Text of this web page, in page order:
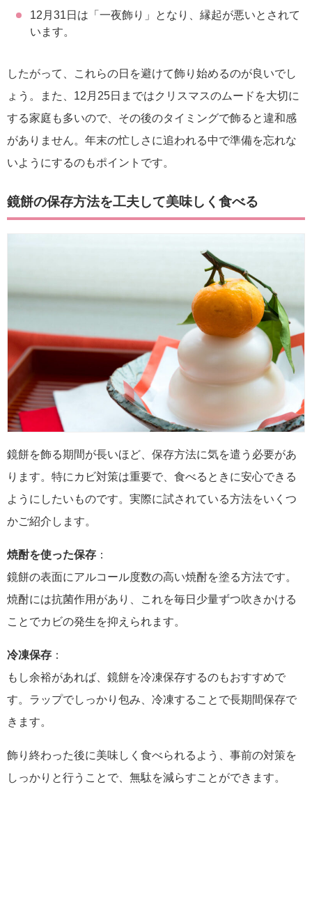
12月31日は「一夜飾り」となり、縁起が悪いとされて
います。
したがって、これらの日を避けて飾り始めるのが良いでし
ょう。また、12月25日まではクリスマスのムードを大切に
する家庭も多いので、その後のタイミングで飾ると違和感
がありません。年末の忙しさに追われる中で準備を忘れな
いようにするのもポイントです。
鏡餅の保存方法を工夫して美味しく食べる
鏡餅を飾る期間が長いほど、保存方法に気を遣う必要があ
ります。特にカビ対策は重要で、食べるときに安心できる
ようにしたいものです。実際に試されている方法をいくつ
かご紹介します。
焼酎を使った保存 ：
鏡餅の表面にアルコール度数の高い焼酎を塗る方法です。
焼酎には抗菌作用があり、これを毎日少量ずつ吹きかける
ことでカビの発生を抑えられます。
冷凍保存 ：
もし余裕があれば、鏡餅を冷凍保存するのもおすすめで
す。ラップでしっかり包み、冷凍することで長期間保存で
きます。
飾り終わった後に美味しく食べられるよう、事前の対策を
しっかりと行うことで、無駄を減らすことができます。